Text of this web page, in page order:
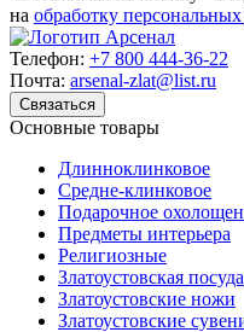
на обработку
Телефон: +7 800 444-36-22
Почта: arsenal-zlat@list.ru
Связаться
Основные товары
Длинноклинковое
Средне-клинковое
Подарочное
Предметы интерьера
Религиозные
Златоустовская посуда
Златоустовские ножи
Златоустовские